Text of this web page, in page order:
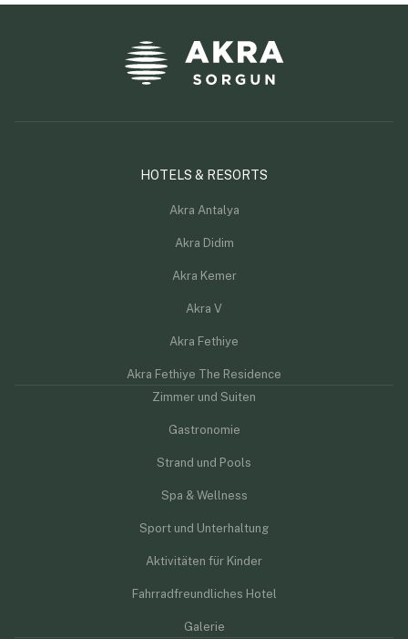
HOTELS & RESORTS
Akra Antalya
Akra Didim
Akra Kemer
Akra V
Akra Fethiye
Akra Fethiye The Residence
Zimmer und Suiten
Gastronomie
Strand und Pools
Spa & Wellness
Sport und Unterhaltung
Aktivitäten für Kinder
Fahrradfreundliches Hotel
Galerie